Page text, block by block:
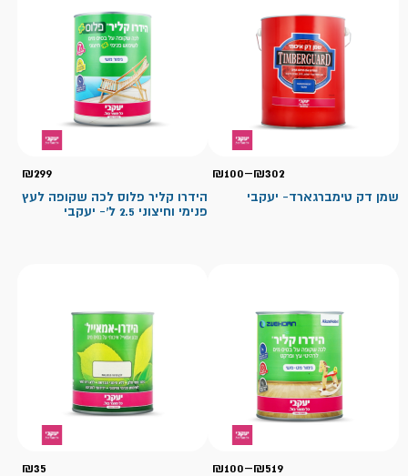
₪100–₪302
עד
שמן דק טימברגארד- יעקבי
₪299
הידרו קליר פלוס לכה שקופה לעץ
פנימי וחיצוני 2.5 ל'- יעקבי
₪100–₪519
₪35